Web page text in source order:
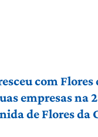
com
empresas na
de Flores da